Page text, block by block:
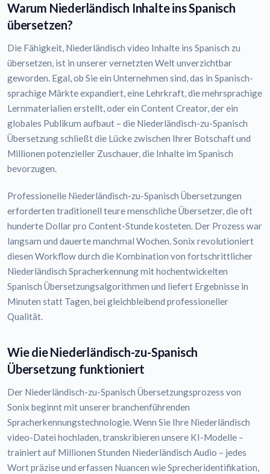
Warum Niederländisch Inhalte ins Spanisch
übersetzen?
Die Fähigkeit, Niederländisch video Inhalte ins Spanisch zu
übersetzen, ist in unserer vernetzten Welt unverzichtbar
geworden. Egal, ob Sie ein Unternehmen sind, das in Spanisch-
sprachige Märkte expandiert, eine Lehrkraft, die mehrsprachige
Lernmaterialien erstellt, oder ein Content Creator, der ein
globales Publikum aufbaut – die Niederländisch-zu-Spanisch
Übersetzung schließt die Lücke zwischen Ihrer Botschaft und
Millionen potenzieller Zuschauer, die Inhalte im Spanisch
bevorzugen.
Professionelle Niederländisch-zu-Spanisch Übersetzungen
erforderten traditionell teure menschliche Übersetzer, die oft
hunderte Dollar pro Content-Stunde kosteten. Der Prozess war
langsam und dauerte manchmal Wochen. Sonix revolutioniert
diesen Workflow durch die Kombination von fortschrittlicher
Niederländisch Spracherkennung mit hochentwickelten
Spanisch Übersetzungsalgorithmen und liefert Ergebnisse in
Minuten statt Tagen, bei gleichbleibend professioneller
Qualität.
Wie die Niederländisch-zu-Spanisch
Übersetzung funktioniert
Der Niederländisch-zu-Spanisch Übersetzungsprozess von
Sonix beginnt mit unserer branchenführenden
Spracherkennungstechnologie. Wenn Sie Ihre Niederländisch
video-Datei hochladen, transkribieren unsere KI-Modelle –
trainiert auf Millionen Stunden Niederländisch Audio – jedes
Wort präzise und erfassen Nuancen wie Sprecheridentifikation,